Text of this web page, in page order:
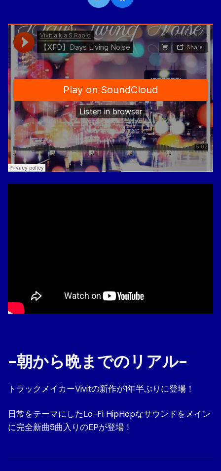
-朝から晩までのリアル-
トラックメイカーVivitの新作が1年半ぶりに登場！
日常をテーマにしたLo-Fi HipHopなサウンドをメイン
に完全新曲5曲入りのEPが登場！